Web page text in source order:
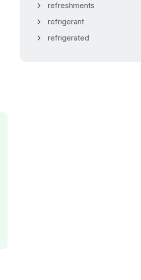
refreshments
refrigerant
refrigerated